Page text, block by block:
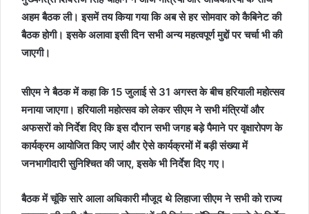
अहम बैठक ली। इसमें तय किया गया कि अब से हर सोमवार को कैबिनेट की
बैठक होगी। इसके अलावा इसी दिन सभी अन्य महत्वपूर्ण मुद्दों पर चर्चा भी की
जाएगी।
सीएम ने बैठक में कहा कि 15 जुलाई से 31 अगस्त के बीच हरियाली महोत्सव
मनाया जाएगा। हरियाली महोत्सव को लेकर सीएम ने सभी मंत्रियों और
अफसरों को निर्देश दिए कि इस दौरान सभी जगह बड़े पैमाने पर वृक्षारोपण के
कार्यक्रम आयोजित किए जाएं और ऐसे कार्यक्रमों में बड़ी संख्या में
जनभागीदारी सुनिश्चित की जाए, इसके भी निर्देश दिए गए।
बैठक में चूंकि सारे आला अधिकारी मौजूद थे लिहाजा सीएम ने सभी को राज्य